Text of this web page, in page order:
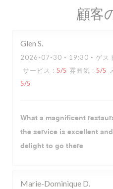
顧客
Glen S
2026-07-30 - 19:30 - ゲス
サービス : 5/5 雰囲気 : 5/5
5/5
What a magnificent
the service is excellent
delight to go there
Marie-Dominique D